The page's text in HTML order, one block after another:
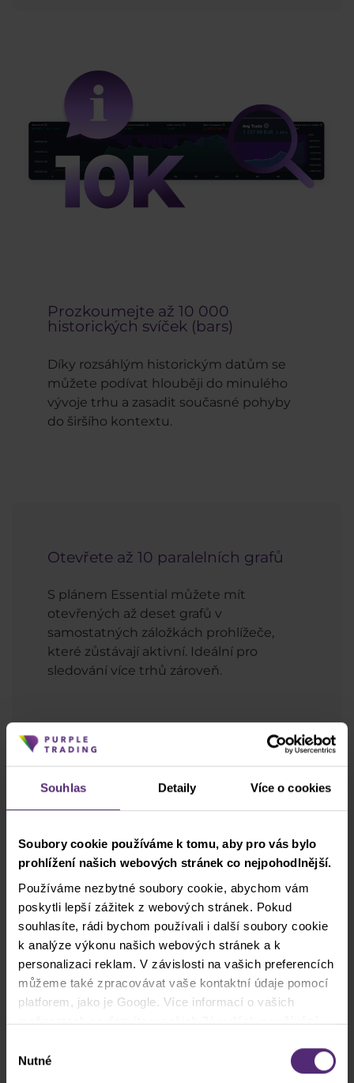
Souhlas Detaily Více o cookies
Soubory cookie používáme k tomu, aby pro vás bylo
prohlížení našich webových stránek co nejpohodlnější.
Používáme nezbytné soubory cookie, abychom vám
poskytli lepší zážitek z webových stránek. Pokud
souhlasíte, rádi bychom používali i další soubory cookie
k analýze výkonu našich webových stránek a k
personalizaci reklam. V závislosti na vašich preferencích
můžeme také zpracovávat vaše kontaktní údaje pomocí
platforem, jako je Google. Více informací o vašich
možnostech se dozvíte v našichZásadách používání
a souhlasíte s tím, že sdílíme vaše informace s třetími
stranami, například s našimi marketingovými partnery. To
souhlasu
Nutné
Prozkoumejte až 10 000
historických svíček (bars)
Díky rozsáhlým historickým datům se
můžete podívat hlouběji do minulého
vývoje trhu a zasadit současné pohyby
do širšího kontextu.
Otevřete až 10 paralelních grafů
S plánem Essential můžete mít
otevřených až deset grafů v
samostatných záložkách prohlížeče,
které zůstávají aktivní. Ideální pro
sledování více trhů zároveň.